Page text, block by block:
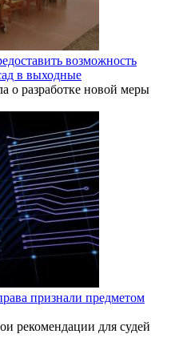
возможность
в выходные
о разработке новой меры
признали предметом
рекомендации для судей